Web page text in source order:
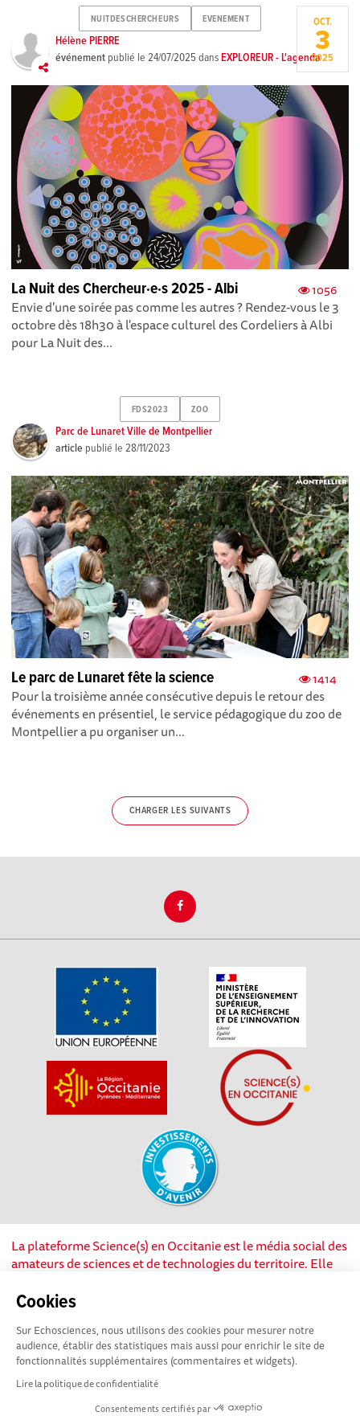
Cookies
Sur Echosciences, nous utilisons des cookies pour mesurer notre
audience, établir des statistiques mais aussi pour enrichir le site de
fonctionnalités supplémentaires (commentaires et widgets).
Lire la politique de confidentialité
Consentements certifiés par
NUITDESCHERCHEURS EVENEMENT
Hélène PIERRE
événement publié le24/07/2025dansEXPLOREUR - L'agenda
OCT.
3
2025
1056
La Nuit des Chercheur·e·s 2025 - Albi
Envie d'une soirée pas comme les autres ? Rendez-vous le 3
octobre dès 18h30 à l'espace culturel des Cordeliers à Albi
pour La Nuit des...
FDS2023 ZOO
Parc de Lunaret Ville de Montpellier
article publié le28/11/2023
1414
Le parc de Lunaret fête la science
Pour la troisième année consécutive depuis le retour des
événements en présentiel, le service pédagogique du zoo de
Montpellier a pu organiser un...
CHARGER LES SUIVANTS
La plateforme Science(s) en Occitanie est le média social des
amateurs de sciences et de technologies du territoire. Elle
soutien de nombreux acteurs locaux. Ce projet est cofinancé
l’Union européenne via les fonds européen de
développement régional. Science(s) en Occitanie est une
plateforme Echosciences by Amcsti.